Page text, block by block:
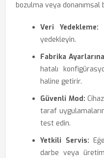
bozulma veya donanımsal
Veri Yedekleme:
yedekleyin.
Fabrika
hatalı
haline getirir.
Güvenli Mod:
taraf
test edin.
Yetkili Servis:
darbe veya